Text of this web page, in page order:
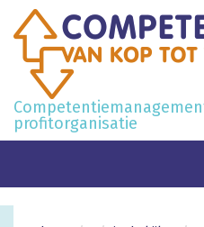
profitorganisatie